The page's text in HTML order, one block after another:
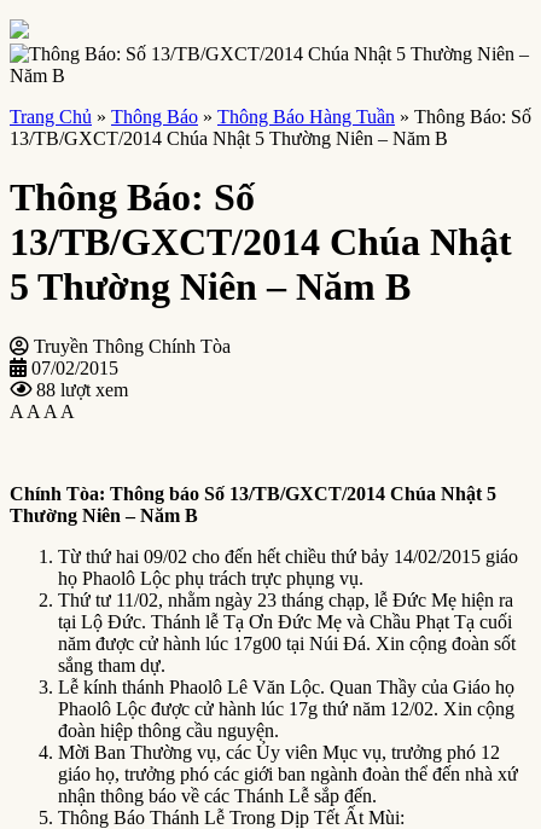
Trang Chủ » Thông Báo » Thông Báo Hàng Tuần » Thông Báo: Số
13/TB/GXCT/2014 Chúa Nhật 5 Thường Niên – Năm B
Thông Báo: Số
13/TB/GXCT/2014 Chúa Nhật
5 Thường Niên – Năm B
Truyền Thông Chính Tòa
07/02/2015
88 lượt xem
A A A A
Chính Tòa: Thông báo Số 13/TB/GXCT/2014 Chúa Nhật 5
Thường Niên – Năm B
Từ thứ hai 09/02 cho đến hết chiều thứ bảy 14/02/2015 giáo
họ Phaolô Lộc phụ trách trực phụng vụ.
Thứ tư 11/02, nhằm ngày 23 tháng chạp, lễ Đức Mẹ hiện ra
tại Lộ Đức. Thánh lễ Tạ Ơn Đức Mẹ và Chầu Phạt Tạ cuối
năm được cử hành lúc 17g00 tại Núi Đá. Xin cộng đoàn sốt
sắng tham dự.
Lễ kính thánh Phaolô Lê Văn Lộc. Quan Thầy của Giáo họ
Phaolô Lộc được cử hành lúc 17g thứ năm 12/02. Xin cộng
đoàn hiệp thông cầu nguyện.
Mời Ban Thường vụ, các Ủy viên Mục vụ, trưởng phó 12
giáo họ, trưởng phó các giới ban ngành đoàn thể đến nhà xứ
nhận thông báo về các Thánh Lễ sắp đến.
Thông Báo Thánh Lễ Trong Dịp Tết Ất Mùi: